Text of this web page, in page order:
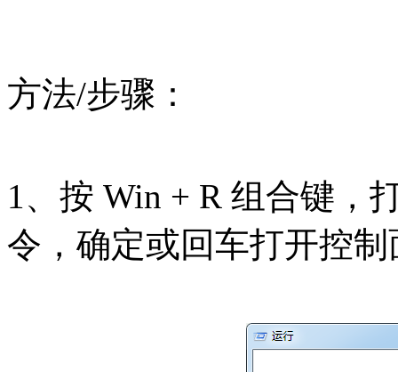
方法/步骤：
1、按 Win + R 组合键，
令，确定或回车打开控制